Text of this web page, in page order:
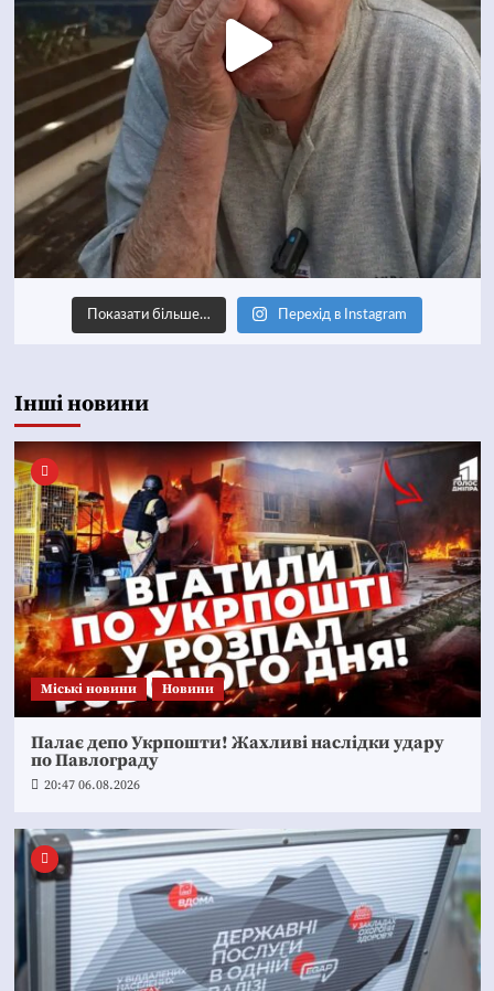
Показати більше… Перехід в Instagram
Інші новини
Mіські новини Новини
Палає депо Укрпошти! Жахливі наслідки удару
по Павлограду
20:47 06.08.2026